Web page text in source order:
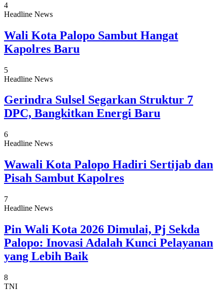
4
Headline News
Wali Kota Palopo Sambut Hangat
Kapolres Baru
5
Headline News
Gerindra Sulsel Segarkan Struktur 7
DPC, Bangkitkan Energi Baru
6
Headline News
Wawali Kota Palopo Hadiri Sertijab dan
Pisah Sambut Kapolres
7
Headline News
Pin Wali Kota 2026 Dimulai, Pj Sekda
Palopo: Inovasi Adalah Kunci Pelayanan
yang Lebih Baik
8
TNI